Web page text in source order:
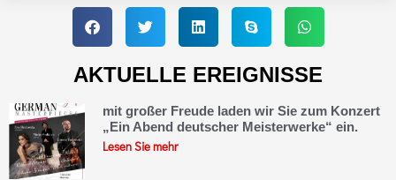
AKTUELLE EREIGNISSE
mit großer Freude laden wir Sie zum Konzert
„Ein Abend deutscher Meisterwerke“ ein.
Lesen Sie mehr